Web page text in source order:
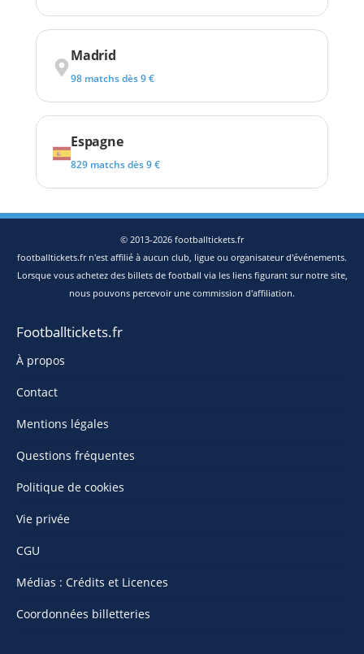
Madrid
98 matchs dès 9 €
Espagne
829 matchs dès 9 €
© 2013-2026 footballtickets.fr
footballtickets.fr n'est affilié à aucun club, ligue ou organisateur d'événements.
Lorsque vous achetez des billets de football via les liens figurant sur notre site,
nous pouvons percevoir une commission d'affiliation.
Footballtickets.fr
À propos
Contact
Mentions légales
Questions fréquentes
Politique de cookies
Vie privée
CGU
Médias : Crédits et Licences
Coordonnées billetteries